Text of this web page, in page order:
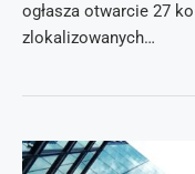
ogłasza otwarcie 27
zlokalizowanych…